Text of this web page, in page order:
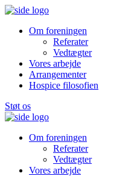
Om foreningen
Referater
Vedtægter
Vores arbejde
Arrangementer
Hospice filosofien
Støt os
Om foreningen
Referater
Vedtægter
Vores arbejde